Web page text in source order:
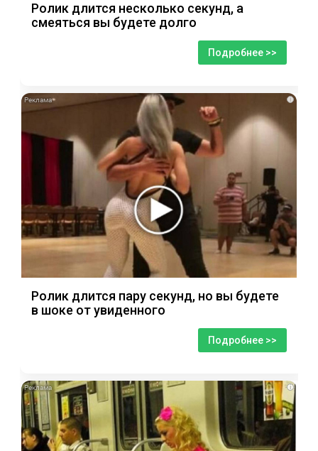
Ролик длится несколько секунд, а
смеяться вы будете долго
Подробнее >>
i
Ролик длится пару секунд, но вы будете
в шоке от увиденного
Подробнее >>
i